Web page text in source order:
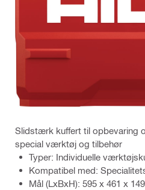
Slidstærk kuffert til opbevaring
special værktøj og tilbehør
Typer: Individuelle
Kompatibel med:
Mål (LxBxH): 595 x 461 x